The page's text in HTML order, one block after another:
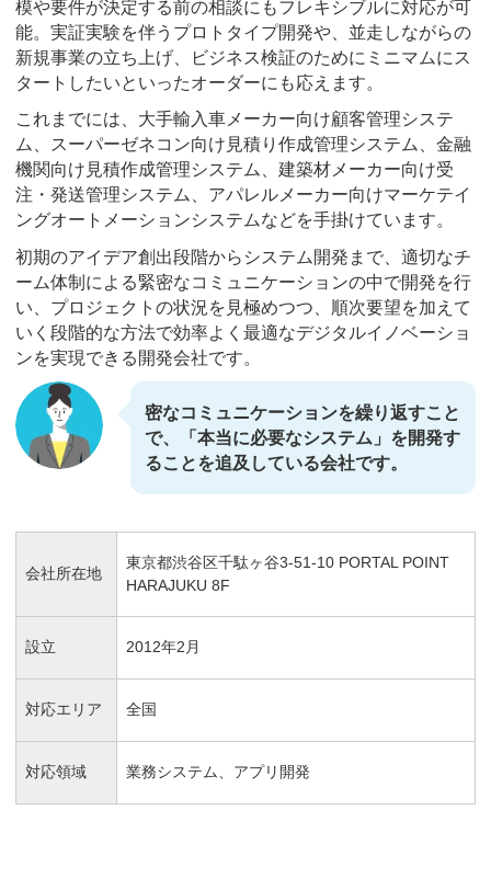
模や要件が決定する前の相談にもフレキシブルに対応が可
能。実証実験を伴うプロトタイプ開発や、並走しながらの
新規事業の立ち上げ、ビジネス検証のためにミニマムにス
タートしたいといったオーダーにも応えます。
これまでには、大手輸入車メーカー向け顧客管理システ
ム、スーパーゼネコン向け見積り作成管理システム、金融
機関向け見積作成管理システム、建築材メーカー向け受
注・発送管理システム、アパレルメーカー向けマーケテイ
ングオートメーションシステムなどを手掛けています。
初期のアイデア創出段階からシステム開発まで、適切なチ
ーム体制による緊密なコミュニケーションの中で開発を行
い、プロジェクトの状況を見極めつつ、順次要望を加えて
いく段階的な方法で効率よく最適なデジタルイノベーショ
ンを実現できる開発会社です。
密なコミュニケーションを繰り返すこと
で、「本当に必要なシステム」を開発す
ることを追及している会社です。
会社所在地
東京都渋谷区千駄ヶ谷3-51-10 PORTAL POINT
HARAJUKU 8F
設立 2012年2月
対応エリア 全国
対応領域 業務システム、アプリ開発